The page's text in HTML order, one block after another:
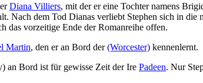
Diana Villiers, mit der er eine Tochter namens
Nach dem Tod Dianas verliebt Stephen sich in
das vorzeitige Ende der Romanreihe offen.
Martin, den er an Bord der(Worcester) kennenlernt.
an Bord ist für gewisse Zeit der Ire Padeen. Nur